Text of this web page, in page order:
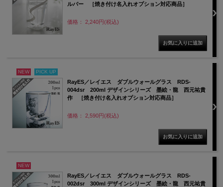
ルバー ［焼き付け名入れオプション対応商品］
価格： 2,240円(税込)
NEW PICK UP
RayES／レイエス ダブルウォールグラス RDS-
004dsr 200ml デザインシリーズ 墨絵・龍 西元祐貴
作 ［焼き付け名入れオプション対応商品］
価格： 2,590円(税込)
NEW
RayES／レイエス ダブルウォールグラス RDS-
002dsr 300ml デザインシリーズ 墨絵・龍 西元祐貴